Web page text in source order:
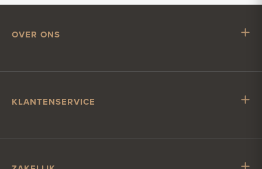
OVER ONS
Vacatures
KLANTENSERVICE
Account & betalen